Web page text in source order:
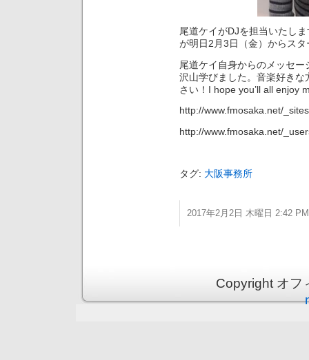
尾道ケイがDJを担当いたし
が明日2月3日（金）からス
尾道ケイ自身からのメッセ
沢山学びました。音楽好き
さい！I hope you’ll all enjoy
http://www.fmosaka.net/
http://www.fmosaka.net/
タグ: 大阪事務所
2017年2月2日 木曜日 2:42
Copyright オ